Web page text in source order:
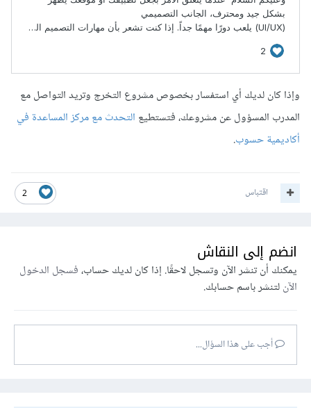
وإذا كان لديك أي استفسار بخصوص مشروع التخرج وتريد التواصل مع
المدرب المسؤول عن مشروعك، فتستطيعالتحدث مع مركز المساعدة في
أكاديمية حسوب.
2 اقتباس
انضم إلى النقاش
يمكنك أن تنشر الآن وتسجل لاحقًا. إذا كان لديك حساب،فسجل الدخول
الآنلتنشر باسم حسابك.
أجب على هذا السؤال...